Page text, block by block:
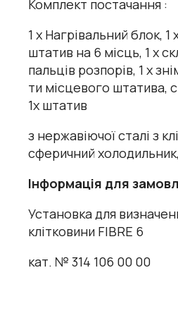
Комплект постачання :
1 х Нагрівальний блок,
штатив на 6 місць, 1 х
пальців розпорів, 1 х
ти місцевого штатива,
1х штатив
з нержавіючої сталі з
сферичний холодильник,
Інформація для
Установка для
клітковини FIBRE 6
кат. № 314 106 00 00